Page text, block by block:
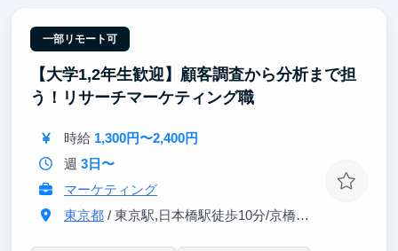
一部リモート可
【大学1,2年生歓迎】顧客調査から分析まで担
う！リサーチマーケティング職
時給 1,300円〜2,400円
週 3日〜
マーケティング
東京都/ 東京駅,日本橋駅徒歩10分/京橋駅徒歩3分/宝町駅徒歩8分